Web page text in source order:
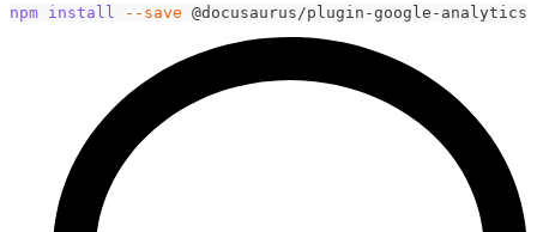
npm install --save @docusaurus/plugin-google-analytics